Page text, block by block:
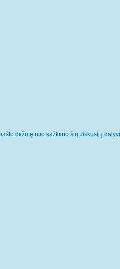
dėžutę nuo kažkurio šių diskusijų